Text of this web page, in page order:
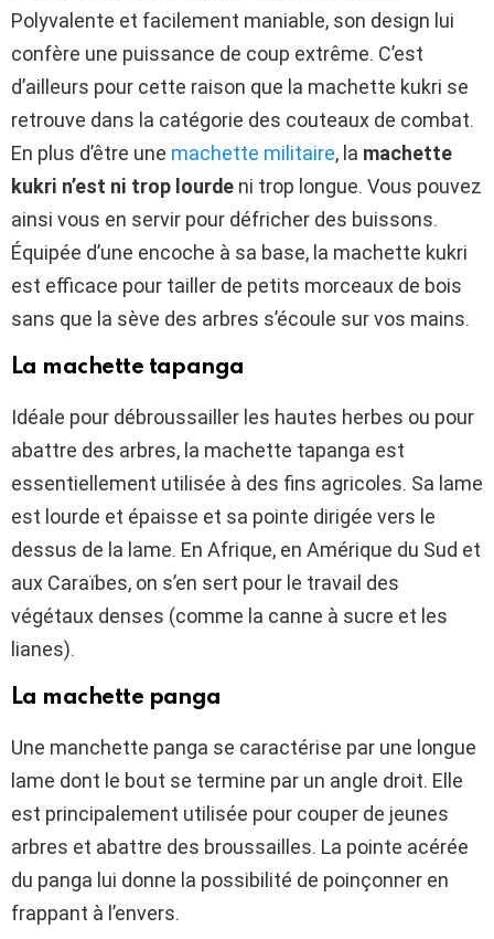
Polyvalente et facilement maniable, son design lui
confère une puissance de coup extrême. C’est
d’ailleurs pour cette raison que la machette kukri se
retrouve dans la catégorie des couteaux de combat.
En plus d’être une machette militaire, la machette
kukri n’est ni trop lourde ni trop longue. Vous pouvez
ainsi vous en servir pour défricher des buissons.
Équipée d’une encoche à sa base, la machette kukri
est efficace pour tailler de petits morceaux de bois
sans que la sève des arbres s’écoule sur vos mains.
La machette tapanga
Idéale pour débroussailler les hautes herbes ou pour
abattre des arbres, la machette tapanga est
essentiellement utilisée à des fins agricoles. Sa lame
est lourde et épaisse et sa pointe dirigée vers le
dessus de la lame. En Afrique, en Amérique du Sud et
aux Caraïbes, on s’en sert pour le travail des
végétaux denses (comme la canne à sucre et les
lianes).
La machette panga
Une manchette panga se caractérise par une longue
lame dont le bout se termine par un angle droit. Elle
est principalement utilisée pour couper de jeunes
arbres et abattre des broussailles. La pointe acérée
du panga lui donne la possibilité de poinçonner en
frappant à l’envers.